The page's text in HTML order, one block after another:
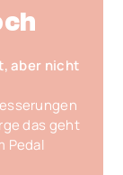
aber nicht
das geht
Pedal